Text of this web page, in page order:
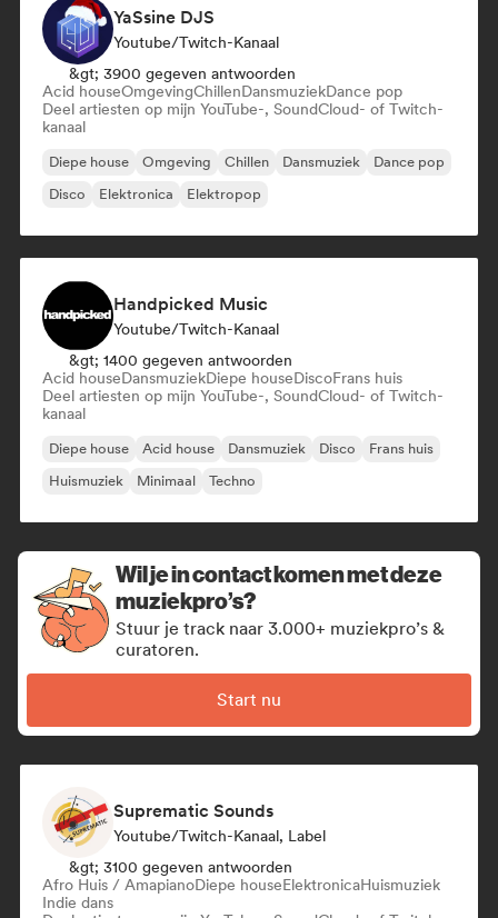
YaSsine DJS
Youtube/Twitch-Kanaal
&gt; 3900 gegeven antwoorden
Acid houseOmgevingChillenDansmuziekDance pop
Deel artiesten op mijn YouTube-, SoundCloud- of Twitch-
kanaal
Diepe house Omgeving Chillen Dansmuziek
Dance pop
Disco
Elektronica Elektropop
Handpicked Music
Youtube/Twitch-Kanaal
&gt; 1400 gegeven antwoorden
Acid houseDansmuziekDiepe houseDiscoFrans huis
Deel artiesten op mijn YouTube-, SoundCloud- of Twitch-
kanaal
Diepe house Acid house Dansmuziek Disco
Frans huis
Huismuziek
Minimaal Techno
Wil je in contact komen met deze
muziekpro’s?
Stuur je track naar 3.000+ muziekpro’s &
curatoren.
Start nu
Suprematic Sounds
Youtube/Twitch-Kanaal, Label
&gt; 3100 gegeven antwoorden
Afro Huis / AmapianoDiepe houseElektronicaHuismuziek
Indie dans